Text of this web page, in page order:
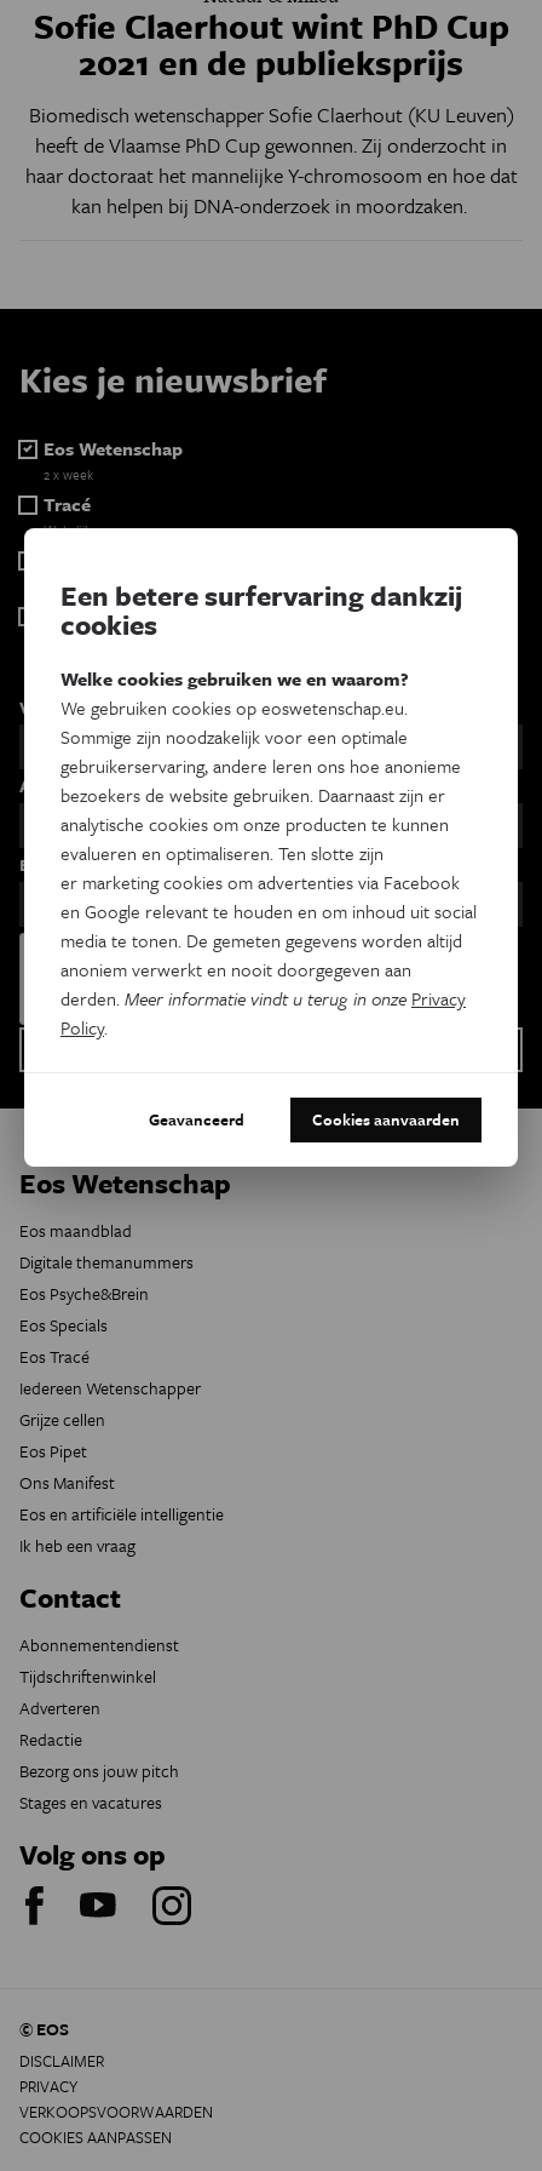
Sofie Claerhout wint PhD Cup
2021 en de publieksprijs
Biomedisch wetenschapper Sofie Claerhout (KU Leuven)
heeft de Vlaamse PhD Cup gewonnen. Zij onderzocht in
haar doctoraat het mannelijke Y-chromosoom en hoe dat
kan helpen bij DNA-onderzoek in moordzaken.
Kies je nieuwsbrief
Eos Wetenschap
2 x week
Tracé
Wekelijks
Tweewekelijks
Iedereen wetenschapper
Maandelijks
Voornaam
Achternaam
Email
Eos Wetenschap
Eos maandblad
Digitale themanummers
Eos Psyche&Brein
Eos Specials
Eos Tracé
Iedereen Wetenschapper
Grijze cellen
Eos Pipet
Ons Manifest
Eos en artificiële intelligentie
Ik heb een vraag
Contact
Abonnementendienst
Tijdschriftenwinkel
Adverteren
Redactie
Bezorg ons jouw pitch
Stages en vacatures
Volg ons op
© EOS
DISCLAIMER
PRIVACY
VERKOOPSVOORWAARDEN
COOKIES AANPASSEN
Een betere surfervaring dankzij
cookies
Welke cookies gebruiken we en waarom?
We gebruiken cookies op eoswetenschap.eu.
Sommige zijn noodzakelijk voor een optimale
gebruikerservaring, andere leren ons hoe anonieme
bezoekers de website gebruiken. Daarnaast zijn er
analytische cookies om onze producten te kunnen
evalueren en optimaliseren. Ten slotte zijn
er marketing cookies om advertenties via Facebook
en Google relevant te houden en om inhoud uit social
media te tonen. De gemeten gegevens worden altijd
anoniem verwerkt en nooit doorgegeven aan
derden.Meer informatie vindt u terug in onze Privacy
Policy.
Geavanceerd Cookies aanvaarden